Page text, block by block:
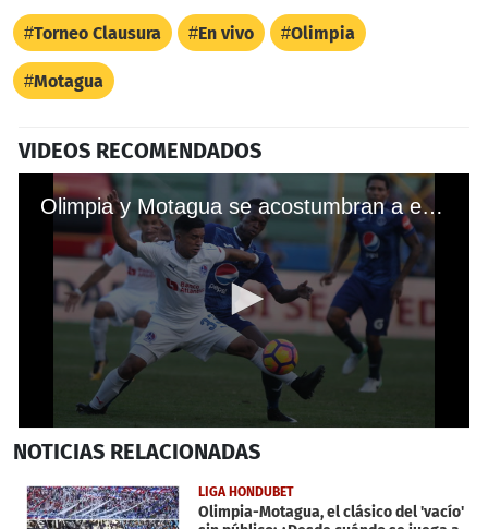
Torneo Clausura En vivo Olimpia
Motagua
VIDEOS RECOMENDADOS
Olimpia y Motagua se acostumbran a empatar en el clásico capitalino
seconds
1
minute,
15
NOTICIAS RELACIONADAS
LIGA HONDUBET
Olimpia-Motagua, el clásico del 'vacío'